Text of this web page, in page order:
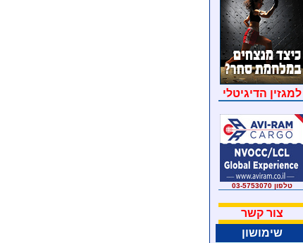
למגזין הדיגיטלי
טלפון 03-5753070
צור קשר
שימושון